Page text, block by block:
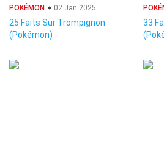
POKÉMON 02 Jan 2025
25 Faits Sur Trompignon
(Pokémon)
33